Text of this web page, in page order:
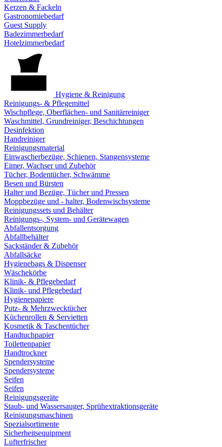
Kerzen & Fackeln
Gastronomiebedarf
Guest Supply
Badezimmerbedarf
Hotelzimmerbedarf
Hygiene & Reinigung
Reinigungs- & Pflegemittel
Wischpflege, Oberflächen- und Sanitärreiniger
Waschmittel, Grundreiniger, Beschichtungen
Desinfektion
Handreiniger
Reinigungsmaterial
Einwascherbezüge, Schienen, Stangensysteme
Eimer, Wachser und Zubehör
Tücher, Bodentücher, Schwämme
Besen und Bürsten
Halter und Bezüge, Tücher und Pressen
Moppbezüge und - halter, Bodenwischsysteme
Reinigungssets und Behälter
Reinigungs-, System- und Gerätewagen
Abfallentsorgung
Abfallbehälter
Sackständer & Zubehör
Abfallsäcke
Hygienebags & Dispenser
Wäschekörbe
Klinik- & Pflegebedarf
Klinik- und Pflegebedarf
Hygienepapiere
Putz- & Mehrzwecktücher
Küchenrollen & Servietten
Kosmetik & Taschentücher
Handtuchpapier
Toilettenpapier
Handtrockner
Spendersysteme
Spendersysteme
Seifen
Seifen
Reinigungsgeräte
Staub- und Wassersauger, Sprühextraktionsgeräte
Reinigungsmaschinen
Spezialsortimente
Sicherheitsequipment
Lufterfrischer